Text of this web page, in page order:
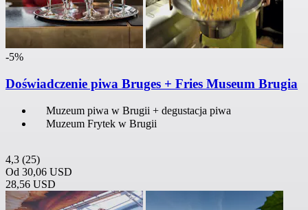
-5%
Doświadczenie piwa Bruges + Fries Museum Brugia
Muzeum piwa w Brugii + degustacja piwa
Muzeum Frytek w Brugii
4,3 (25)
Od 30,06 USD
28,56 USD